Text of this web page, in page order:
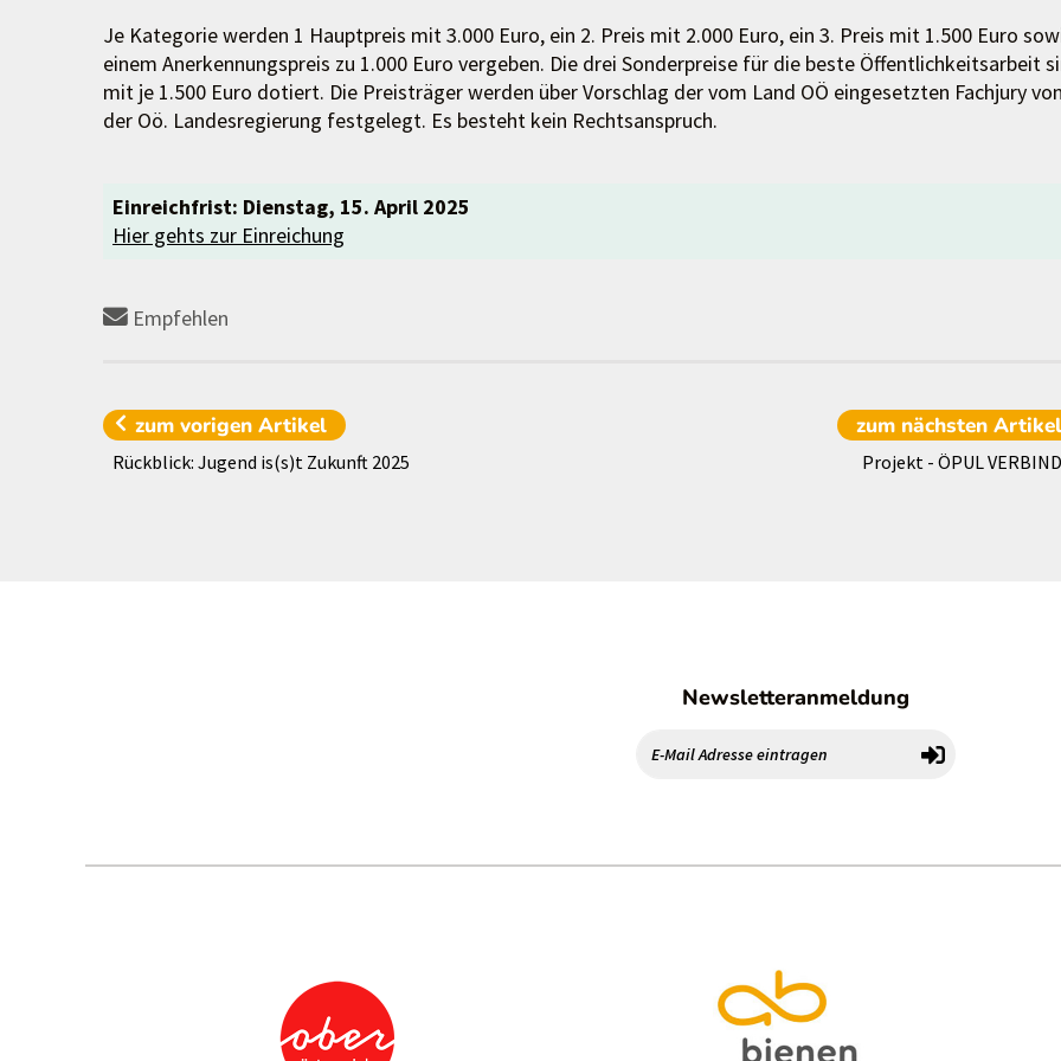
Je Kategorie werden 1 Hauptpreis mit 3.000 Euro, ein 2. Preis mit 2.000 Euro, ein 3. Preis mit 1.500 Euro
einem Anerkennungspreis zu 1.000 Euro vergeben. Die drei Sonderpreise für die beste Öffentlichkeitsarbeit
mit je 1.500 Euro dotiert. Die Preisträger werden über Vorschlag der vom Land OÖ eingesetzten Fachjury von
der Oö. Landesregierung festgelegt. Es besteht kein Rechtsanspruch.
Einreichfrist: Dienstag, 15. April 2025
Hier gehts zur Einreichung
Empfehlen
zum vorigenArtikel
Rückblick: Jugend is(s)t Zukunft 2025
zum nächsten Artikel
Projekt - ÖPUL
Newsletteranmeldung